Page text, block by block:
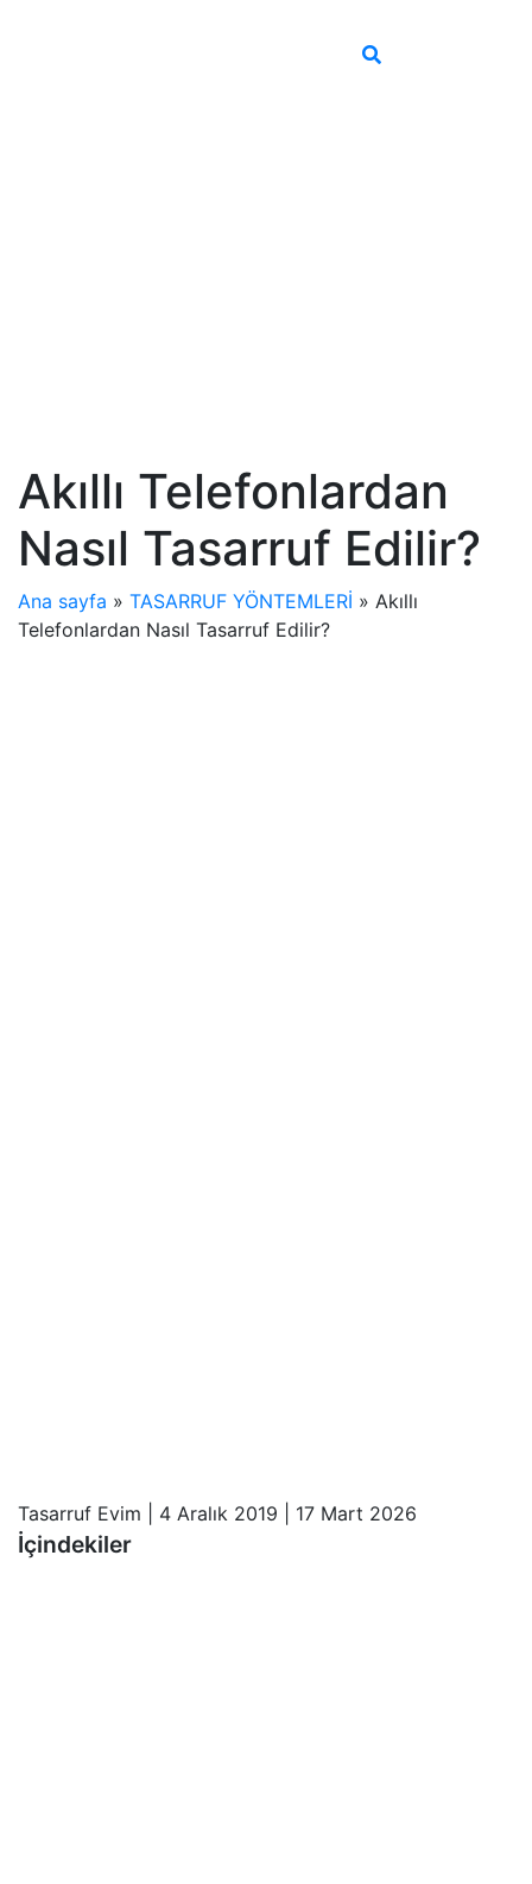
Akıllı Telefonlardan
Nasıl Tasarruf Edilir?
Ana sayfa » TASARRUF YÖNTEMLERİ » Akıllı
Telefonlardan Nasıl Tasarruf Edilir?
Tasarruf Evim 4 Aralık 2019 17 Mart 2026
İçindekiler